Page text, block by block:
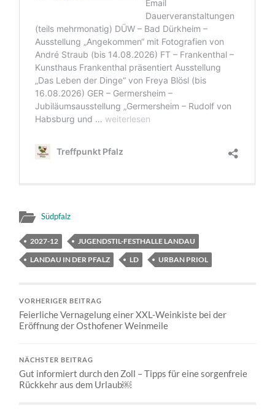
Südpfalz
2027-12
JUGENDSTIL-FESTHALLE LANDAU
LANDAU IN DER PFALZ
LD URBAN PRIOL
VORHERIGER BEITRAG
Feierliche Vernagelung einer XXL-Weinkiste bei der
Eröffnung der Osthofener Weinmeile
NÄCHSTER BEITRAG
Gut informiert durch den Zoll – Tipps für eine sorgenfreie
Rückkehr aus dem Urlaub￼